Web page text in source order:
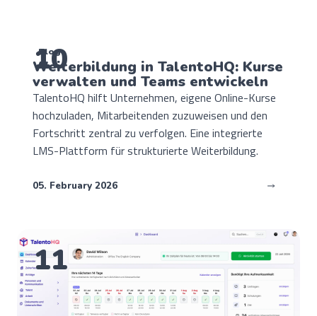
10
Blog
Weiterbildung in TalentoHQ: Kurse
verwalten und Teams entwickeln
TalentoHQ hilft Unternehmen, eigene Online-Kurse
hochzuladen, Mitarbeitenden zuzuweisen und den
Fortschritt zentral zu verfolgen. Eine integrierte
LMS-Plattform für strukturierte Weiterbildung.
05. February 2026
11